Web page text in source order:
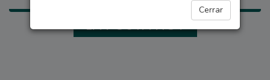
Cerrar
LA POSTA HOY